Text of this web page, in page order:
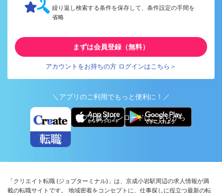
繰り返し検索する条件を保存して、条件設定の手間を
省略
まずは会員登録（無料）
アカウントをお持ちの方 ログインはこちら＞
＼アプリのご利用でもっと便利に！／
アプリ版ダウンロードはこちらから
「クリエイト転職 (ジョブターミナル)」は、京成小岩駅周辺の求人情報が満
載の転職サイトです。 地域密着をコンセプトに、仕事探しに役立つ最新の転